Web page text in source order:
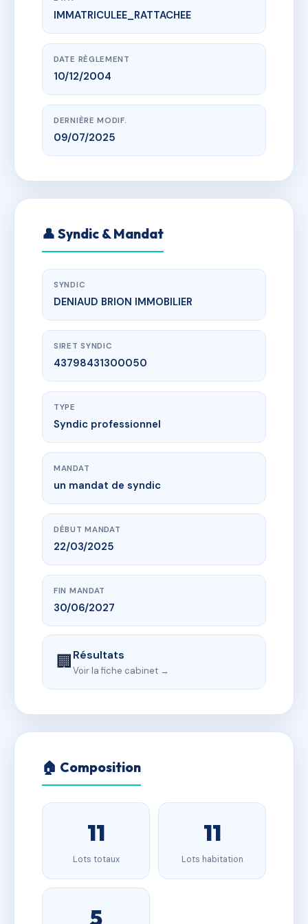
www.vme.plus/AB3579968
SDC Les Jardins de La Palmeraie Lot 107
Lieu Dit Village de Sauzet
IMMATRICULEE_RATTACHEE
DATE RÈGLEMENT
10/12/2004
DERNIÈRE MODIF.
09/07/2025
👤 Syndic & Mandat
SYNDIC
DENIAUD BRION IMMOBILIER
SIRET SYNDIC
43798431300050
TYPE
Syndic professionnel
MANDAT
un mandat de syndic
DÉBUT MANDAT
22/03/2025
FIN MANDAT
30/06/2027
🏢Résultats
Voir la fiche cabinet →
🏠 Composition
11
Lots totaux
11
Lots habitation
5